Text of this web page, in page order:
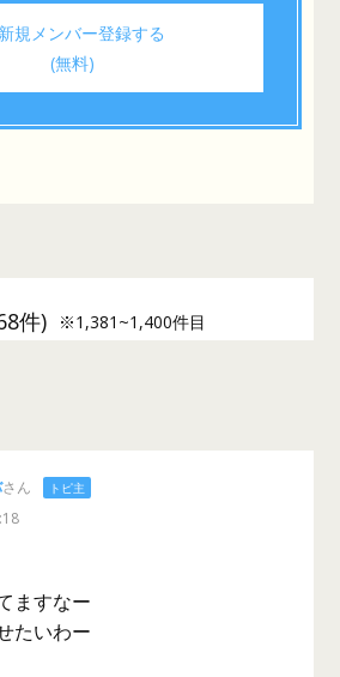
新規メンバー登録する
(無料)
件) ※1,381~1,400件目
さん トピ主
ますなー
たいわー